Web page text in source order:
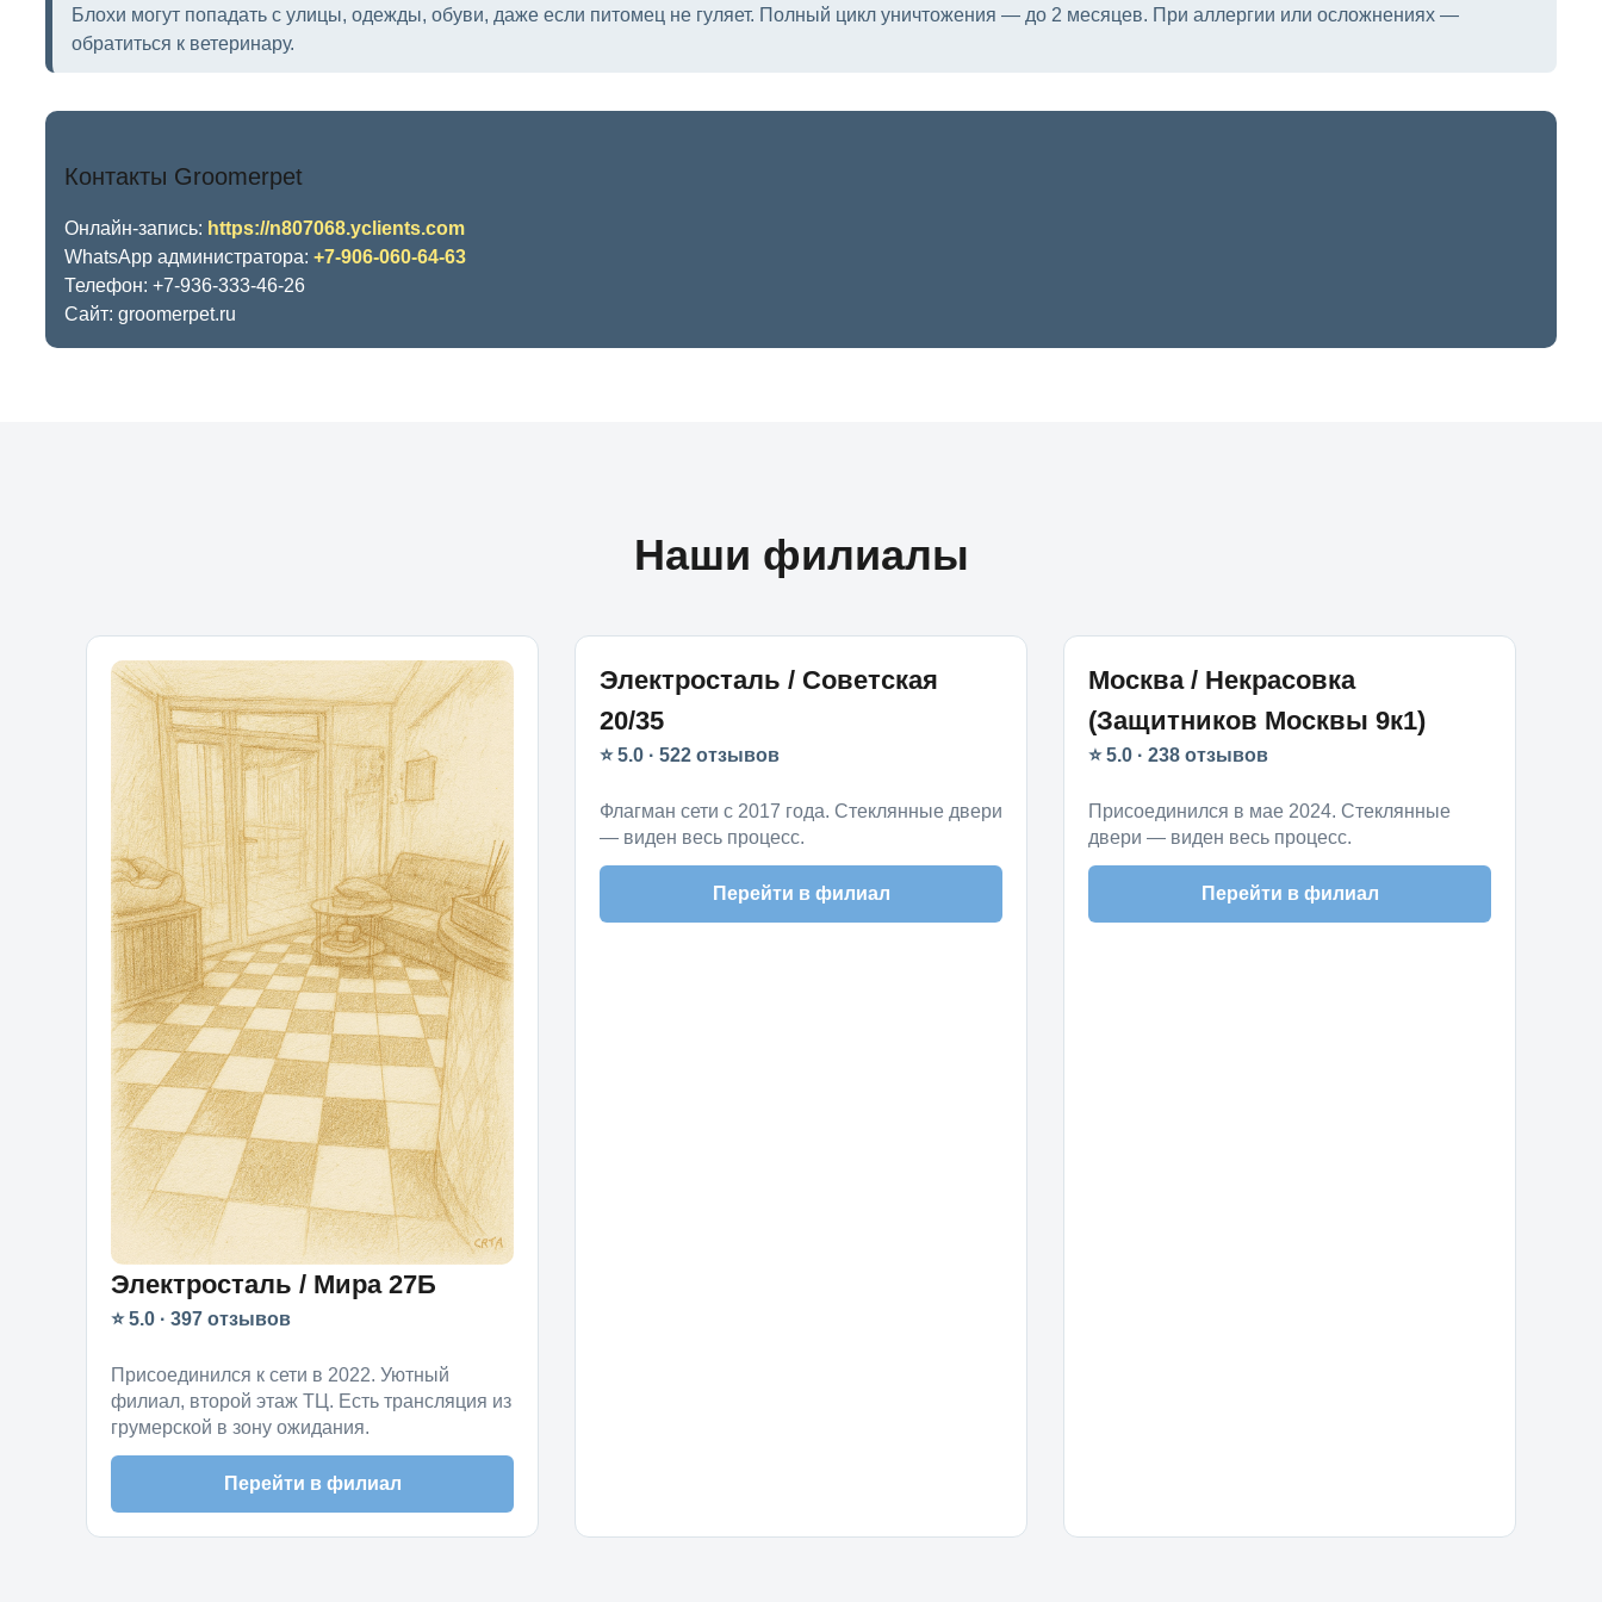
Блохи могут попадать с улицы, одежды, обуви, даже если питомец не гуляет. Полный цикл уничтожения — до 2 месяцев. При аллергии или осложнениях —
обратиться к ветеринару.
Контакты Groomerpet
Онлайн-запись: https://n807068.yclients.com
WhatsApp администратора: +7-906-060-64-63
Телефон: +7-936-333-46-26
Сайт: groomerpet.ru
Наши филиалы
Электросталь / Мира 27Б
⭐ 5.0 · 397 отзывов
Присоединился к сети в 2022. Уютный
филиал, второй этаж ТЦ. Есть трансляция из
грумерской в зону ожидания.
Перейти в филиал
Электросталь / Советская
20/35
⭐ 5.0 · 522 отзывов
Флагман сети с 2017 года. Стеклянные двери
— виден весь процесс.
Перейти в филиал
Москва / Некрасовка
(Защитников Москвы 9к1)
⭐ 5.0 · 238 отзывов
Присоединился в мае 2024. Стеклянные
двери — виден весь процесс.
Перейти в филиал